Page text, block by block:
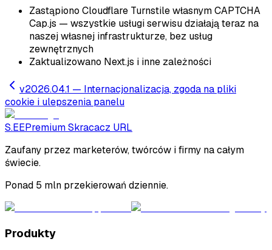
Zastąpiono Cloudflare Turnstile własnym CAPTCHA
Cap.js — wszystkie usługi serwisu działają teraz na
naszej własnej infrastrukturze, bez usług
zewnętrznych
Zaktualizowano Next.js i inne zależności
v2026.04.1 — Internacjonalizacja, zgoda na pliki
cookie i ulepszenia panelu
S.EEPremium Skracacz URL
Zaufany przez marketerów, twórców i firmy na całym
świecie.
Ponad 5 mln przekierowań dziennie.
Produkty